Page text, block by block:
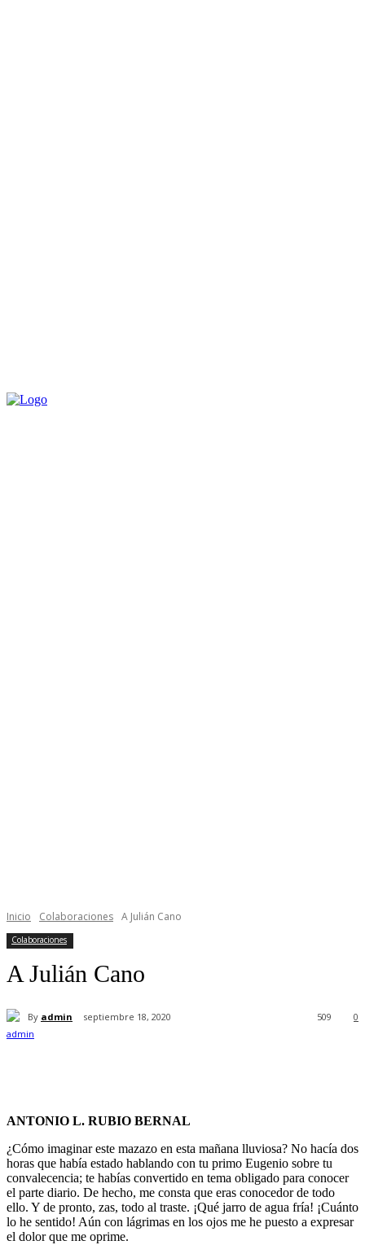
Inicio Colaboraciones A Julián Cano
Colaboraciones
A Julián Cano
By admin septiembre 18, 2020 0
509
ANTONIO L. RUBIO BERNAL
¿Cómo imaginar este mazazo en esta mañana lluviosa? No hacía dos
horas que había estado hablando con tu primo Eugenio sobre tu
convalecencia; te habías convertido en tema obligado para conocer
el parte diario. De hecho, me consta que eras conocedor de todo
ello. Y de pronto, zas, todo al traste. ¡Qué jarro de agua fría! ¡Cuánto
lo he sentido! Aún con lágrimas en los ojos me he puesto a expresar
el dolor que me oprime.